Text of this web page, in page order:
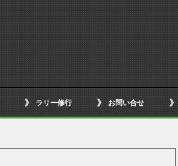
ラリー修行 お問い合せ